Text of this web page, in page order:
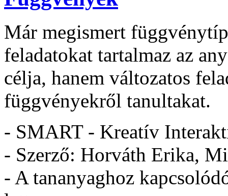
Már megismert
feladatokat tartalmaz az
célja, hanem változatos
függvényekről tanultakat.
- SMART - Kreatív
- Szerző: Horváth Erika,
- A tananyaghoz